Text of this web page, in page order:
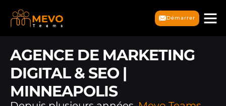
Démarrer
AGENCE DE MARKETING
DIGITAL & SEO |
MINNEAPOLIS